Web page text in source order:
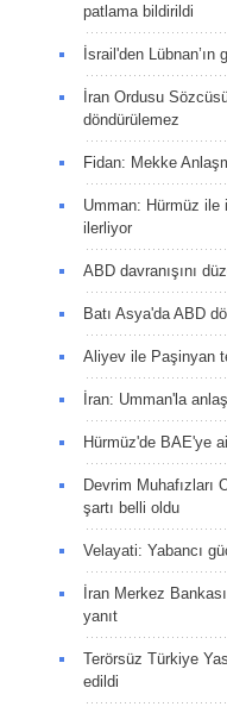
patlama bildirildi
İsrail'den Lübnan’ın
İran Ordusu
döndürülemez
Fidan: Mekke
Umman: Hürmüz ile
ilerliyor
ABD davranışını
Batı Asya'da ABD
Aliyev ile Paşinyan
İran: Umman'la
Hürmüz'de BAE'ye
Devrim Muhafızları
şartı belli oldu
Velayati: Yabancı
İran Merkez
yanıt
Terörsüz Türkiye
edildi